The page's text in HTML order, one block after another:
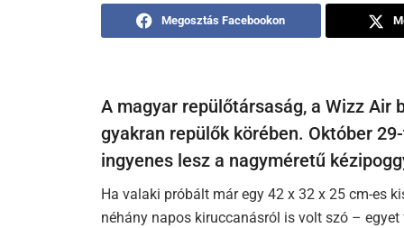
Megosztás Facebookon
A magyar repülőtársaság, a Wizz Air
gyakran repülők körében. Október
ingyenes lesz a nagyméretű
Ha valaki próbált már egy 42 x 32 x 25 cm-es
néhány napos kiruccanásról is volt szó –